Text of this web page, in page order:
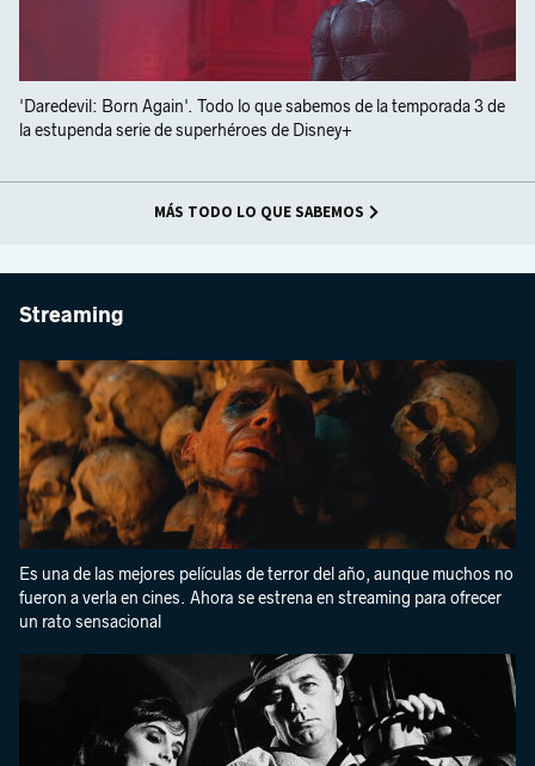
'Daredevil: Born Again'. Todo lo que sabemos de la temporada 3 de
la estupenda serie de superhéroes de Disney+
MÁS TODO LO QUE SABEMOS
Streaming
Es una de las mejores películas de terror del año, aunque muchos no
fueron a verla en cines. Ahora se estrena en streaming para ofrecer
un rato sensacional